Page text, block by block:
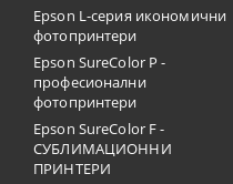
Epson L-серия икономични
фотопринтери
Epson SureColor P -
професионални
фотопринтери
Epson SureColor F -
СУБЛИМАЦИОННИ
ПРИНТЕРИ